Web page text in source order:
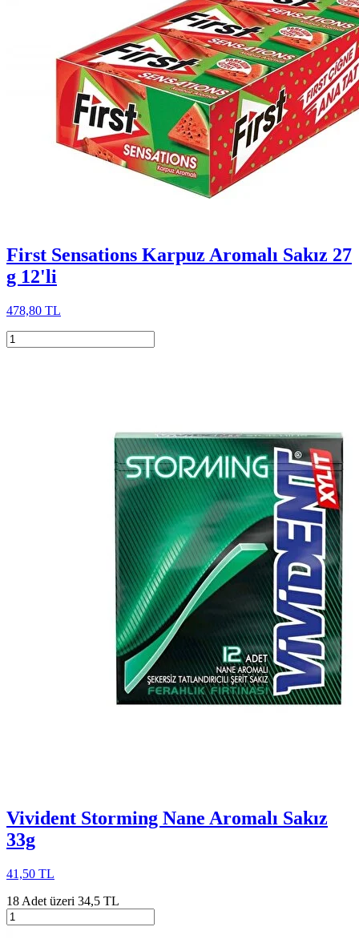
First Sensations Karpuz Aromalı Sakız 27
g 12'li
478,80 TL
Vivident Storming Nane Aromalı Sakız
33g
41,50 TL
18 Adet üzeri 34,5 TL